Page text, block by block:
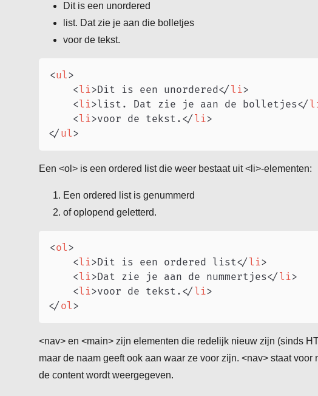
Dit is een unordered
list. Dat zie je aan die bolletjes
voor de tekst.
<ul>
<li>Dit is een unordered</ li>
<li>list. Dat zie je aan de bolletjes</
<li>voor de tekst. </ li>
</ ul>
Een <ol> is een ordered list die weer bestaat uit <li>-elementen:
Een ordered list is genummerd
of oplopend geletterd.
<ol>
<li>Dit is een ordered list</ li>
<li>Dat zie je aan de nummertjes</ li>
<li>voor de tekst. </ li>
</ ol>
<nav> en <main> zijn elementen die redelijk nieuw zijn (sinds
maar de naam geeft ook aan waar ze voor zijn. <nav> staat
de content wordt weergegeven.